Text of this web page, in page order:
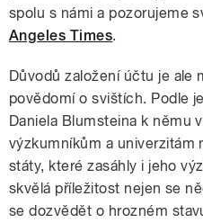
spolu s námi a pozorujeme
Angeles Times.
Důvodů založení účtu je ale
povědomí o svištích. Podle
Daniela Blumsteina k němu
výzkumníkům a univerzitám
státy, které zasáhly i jeho
skvělá příležitost nejen se
se dozvědět o hrozném